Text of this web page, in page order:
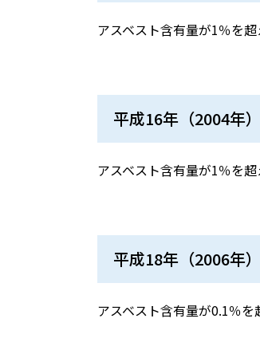
アスベスト含有量が1％を
平成16年（2004年）
アスベスト含有量が1％を
平成18年（2006年）
アスベスト含有量が0.1％を